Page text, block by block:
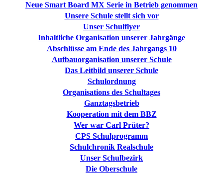
Neue Smart Board MX Serie in Betrieb genommen
Unsere Schule stellt sich vor
Unser Schulflyer
Inhaltliche Organisation unserer Jahrgänge
Abschlüsse am Ende des Jahrgangs 10
Aufbauorganisation unserer Schule
Das Leitbild unserer Schule
Schulordnung
Organisations des Schultages
Ganztagsbetrieb
Kooperation mit dem BBZ
Wer war Carl Prüter?
CPS Schulprogramm
Schulchronik Realschule
Unser Schulbezirk
Die Oberschule